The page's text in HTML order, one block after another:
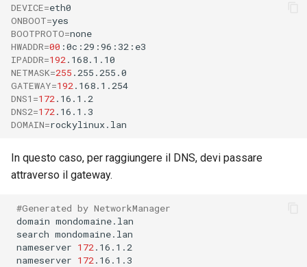
DEVICE=
ONBOOT=
BOOTPROTO=
HWADDR=00
IPADDR=192
NETMASK=255
GATEWAY=192
DNS1 =172
DNS2=172
DOMAIN=
In questo caso, per raggiungere il DNS, devi passare
attraverso il gateway.
#Generated by NetworkManager
domain
search
nameserver 172
nameserver 172